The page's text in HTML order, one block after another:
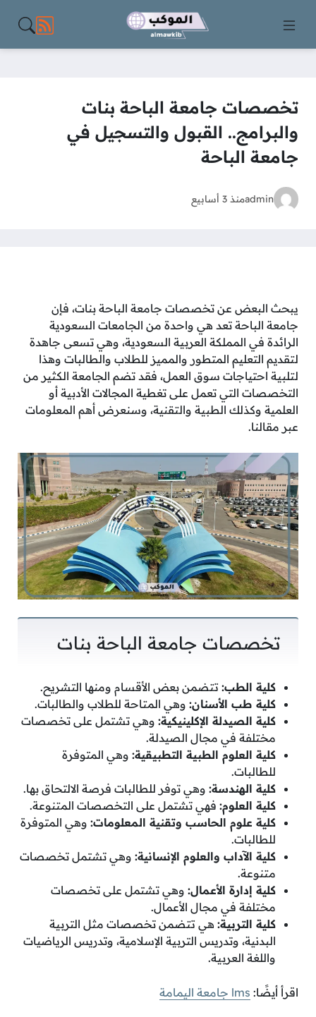
مواقع
تخصصات جامعة الباحة بنات
والبرامج.. القبول والتسجيل في
جامعة الباحة
adminمنذ 3 أسابيع
يبحث البعض عن تخصصات جامعة الباحة بنات، فإن
جامعة الباحة تعد هي واحدة من الجامعات السعودية
الرائدة في المملكة العربية السعودية، وهي تسعى جاهدة
لتقديم التعليم المتطور والمميز للطلاب والطالبات وهذا
لتلبية احتياجات سوق العمل، فقد تضم الجامعة الكثير من
التخصصات التي تعمل على تغطية المجالات الأدبية أو
العلمية وكذلك الطبية والتقنية، وسنعرض أهم المعلومات
عبر مقالنا.
تخصصات جامعة الباحة بنات
كلية الطب: تتضمن بعض الأقسام ومنها التشريح.
كلية طب الأسنان: وهي المتاحة للطلاب والطالبات.
كلية الصيدلة الإكلينيكية: وهي تشتمل على تخصصات
مختلفة في مجال الصيدلة.
كلية العلوم الطبية التطبيقية: وهي المتوفرة
للطالبات.
كلية الهندسة: وهي توفر للطالبات فرصة الالتحاق بها.
كلية العلوم: فهي تشتمل على التخصصات المتنوعة.
كلية علوم الحاسب وتقنية المعلومات: وهي المتوفرة
للطالبات.
كلية الآداب والعلوم الإنسانية: وهي تشتمل تخصصات
متنوعة.
كلية إدارة الأعمال: وهي تشتمل على تخصصات
مختلفة في مجال الأعمال.
كلية التربية: هي تتضمن تخصصات مثل التربية
البدنية، وتدريس التربية الإسلامية، وتدريس الرياضيات
واللغة العربية.
اقرأ أيضًا: lms جامعة اليمامة